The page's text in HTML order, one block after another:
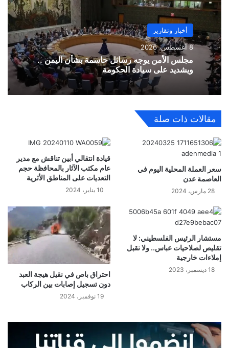
أخبار وتقارير
8 أغسطس، 2026
مجلس الأمن يوجه رسائل حاسمة بشأن اليمن ..
ويشديد على سيادة الحكومة
مقالات ذات صلة
سعر العملة المحلية اليوم في
العاصمة عدن
28 مارس، 2024
قيادة انتقالي أبين تناقش مع مدير
عام مكتب الآثار بالمحافظة حجم
التعديات على المناطق الأثرية
10 يناير، 2024
مستشار الرئيس الفلسطيني: لا
تقليص لصلاحيات عباس.. ولا نقبل
إملاءات خارجية
18 ديسمبر، 2023
احتراق باص في نقيل هيجة العبد
دون تسجيل إصابات بين الركاب
19 نوفمبر، 2024